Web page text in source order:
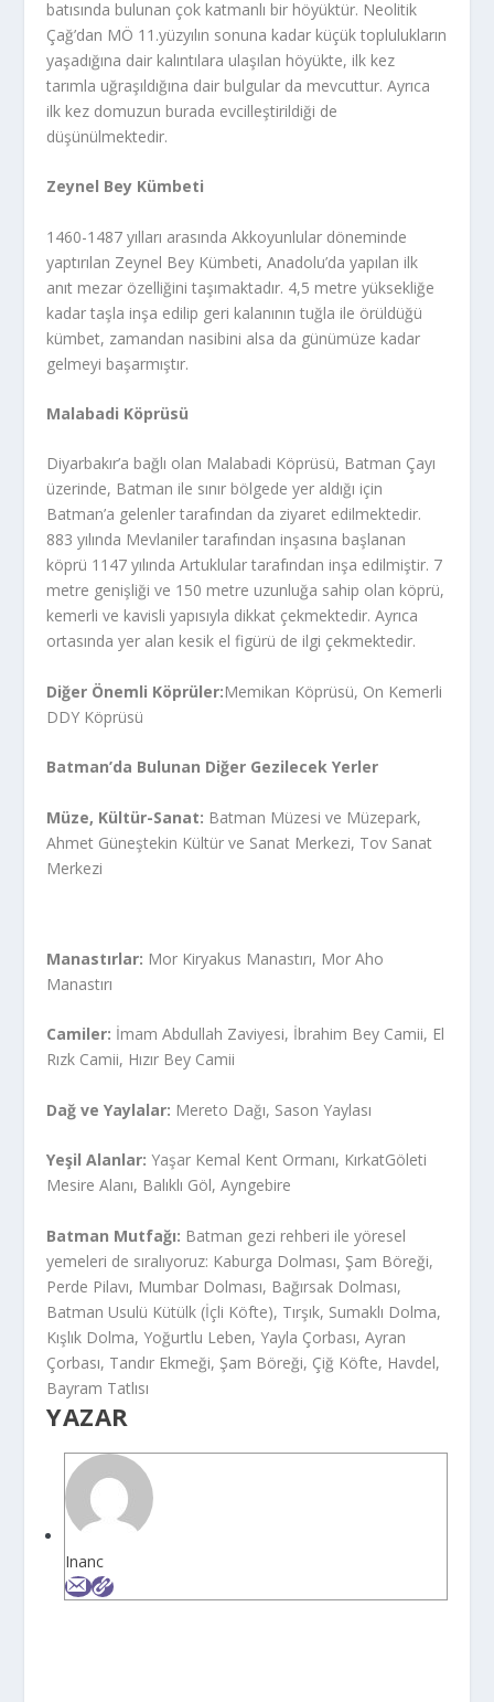
batısında bulunan çok katmanlı bir höyüktür. Neolitik
Çağ’dan MÖ 11.yüzyılın sonuna kadar küçük toplulukların
yaşadığına dair kalıntılara ulaşılan höyükte, ilk kez
tarımla uğraşıldığına dair bulgular da mevcuttur. Ayrıca
ilk kez domuzun burada evcilleştirildiği de
düşünülmektedir.
Zeynel Bey Kümbeti
1460-1487 yılları arasında Akkoyunlular döneminde
yaptırılan Zeynel Bey Kümbeti, Anadolu’da yapılan ilk
anıt mezar özelliğini taşımaktadır. 4,5 metre yüksekliğe
kadar taşla inşa edilip geri kalanının tuğla ile örüldüğü
kümbet, zamandan nasibini alsa da günümüze kadar
gelmeyi başarmıştır.
Malabadi Köprüsü
Diyarbakır’a bağlı olan Malabadi Köprüsü, Batman Çayı
üzerinde, Batman ile sınır bölgede yer aldığı için
Batman’a gelenler tarafından da ziyaret edilmektedir.
883 yılında Mevlaniler tarafından inşasına başlanan
köprü 1147 yılında Artuklular tarafından inşa edilmiştir. 7
metre genişliği ve 150 metre uzunluğa sahip olan köprü,
kemerli ve kavisli yapısıyla dikkat çekmektedir. Ayrıca
ortasında yer alan kesik el figürü de ilgi çekmektedir.
Diğer Önemli Köprüler:Memikan Köprüsü, On Kemerli
DDY Köprüsü
Batman’da Bulunan Diğer Gezilecek Yerler
Müze, Kültür-Sanat: Batman Müzesi ve Müzepark,
Ahmet Güneştekin Kültür ve Sanat Merkezi, Tov Sanat
Merkezi
Manastırlar: Mor Kiryakus Manastırı, Mor Aho
Manastırı
Camiler: İmam Abdullah Zaviyesi, İbrahim Bey Camii, El
Rızk Camii, Hızır Bey Camii
Dağ ve Yaylalar: Mereto Dağı, Sason Yaylası
Yeşil Alanlar: Yaşar Kemal Kent Ormanı, KırkatGöleti
Mesire Alanı, Balıklı Göl, Ayngebire
Batman Mutfağı: Batman gezi rehberi ile yöresel
yemeleri de sıralıyoruz: Kaburga Dolması, Şam Böreği,
Perde Pilavı, Mumbar Dolması, Bağırsak Dolması,
Batman Usulü Kütülk (İçli Köfte), Tırşık, Sumaklı Dolma,
Kışlık Dolma, Yoğurtlu Leben, Yayla Çorbası, Ayran
Çorbası, Tandır Ekmeği, Şam Böreği, Çiğ Köfte, Havdel,
Bayram Tatlısı
YAZAR
Inanc